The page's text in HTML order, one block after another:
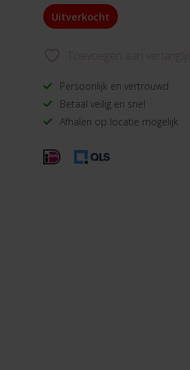
Uitverkocht
Toevoegen aan verlanglijst
Persoonlijk en vertrouwd
Betaal veilig en snel
Afhalen op locatie mogelijk